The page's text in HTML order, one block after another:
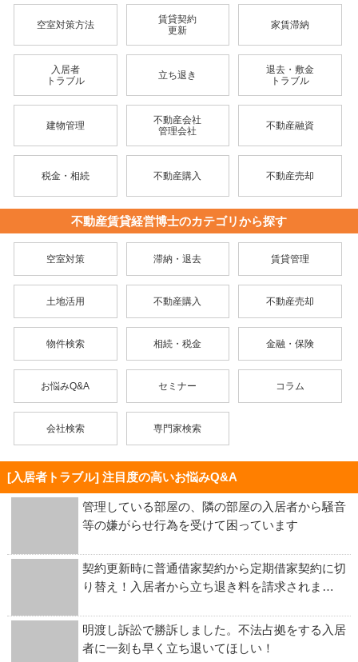
空室対策方法
賃貸契約
更新
家賃滞納
入居者
トラブル
立ち退き
退去・敷金
トラブル
建物管理
不動産会社
管理会社
不動産融資
税金・相続 不動産購入 不動産売却
不動産賃貸経営博士のカテゴリから探す
空室対策 滞納・退去 賃貸管理
土地活用 不動産購入 不動産売却
物件検索 相続・税金 金融・保険
お悩みQ&A セミナー コラム
会社検索 専門家検索
[入居者トラブル] 注目度の高いお悩みQ&A
管理している部屋の、隣の部屋の入居者から騒音
等の嫌がらせ行為を受けて困っています
契約更新時に普通借家契約から定期借家契約に切
り替え！入居者から立ち退き料を請求されま…
明渡し訴訟で勝訴しました。不法占拠をする入居
者に一刻も早く立ち退いてほしい！